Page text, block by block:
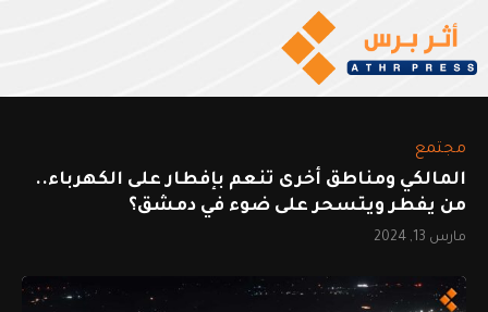
مجتمع
المالكي ومناطق أخرى تنعم بإفطار على الكهرباء..
من يفطر ويتسحر على ضوء في دمشق؟
مارس 13, 2024